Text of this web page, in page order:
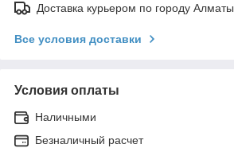
Доставка курьером по городу Алматы.
Все условия доставки
Условия оплаты
Наличными
Безналичный расчет